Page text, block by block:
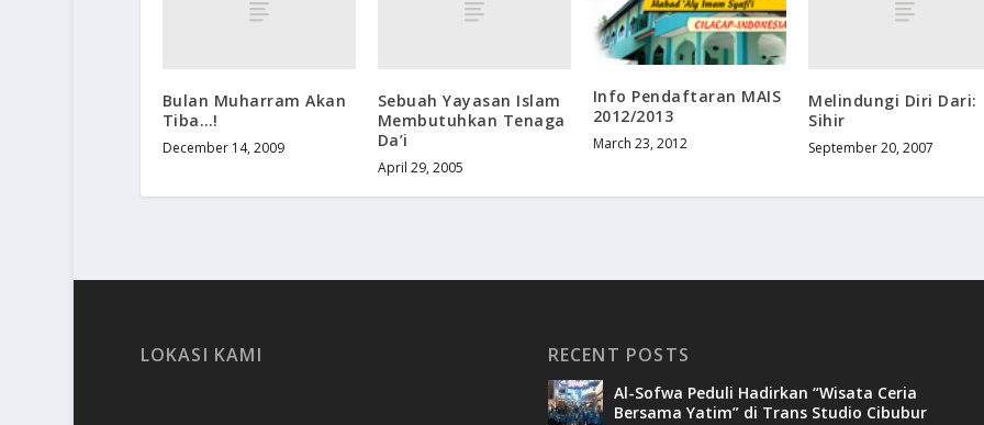
Bulan Muharram Akan
Tiba…!
December 14, 2009
Sebuah Yayasan Islam
Membutuhkan Tenaga
Da’i
April 29, 2005
Info Pendaftaran MAIS
2012/2013
March 23, 2012
Melindungi Diri Dari:
Sihir
September 20, 2007
LOKASI KAMI RECENT POSTS
Al-Sofwa Peduli Hadirkan “Wisata Ceria
Bersama Yatim” di Trans Studio Cibubur